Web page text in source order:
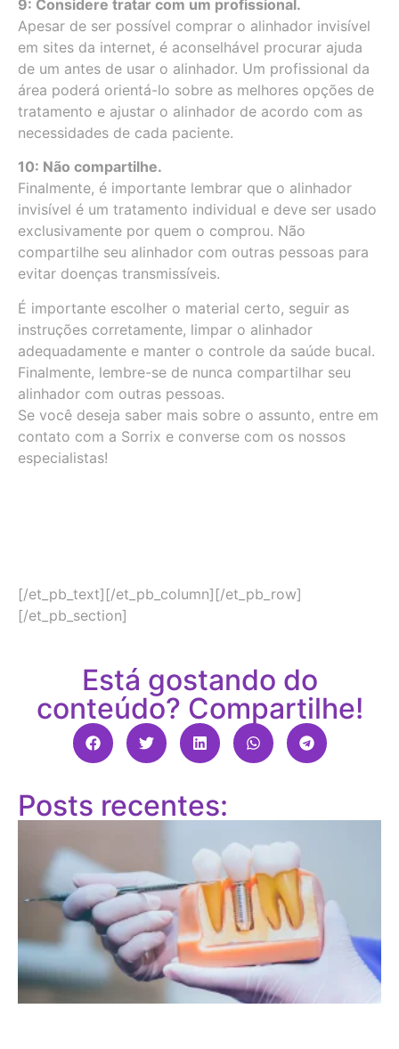
9: Considere tratar com um profissional.
Apesar de ser possível comprar o alinhador invisível
em sites da internet, é aconselhável procurar ajuda
de um antes de usar o alinhador. Um profissional da
área poderá orientá-lo sobre as melhores opções de
tratamento e ajustar o alinhador de acordo com as
necessidades de cada paciente.
10: Não compartilhe.
Finalmente, é importante lembrar que o alinhador
invisível é um tratamento individual e deve ser usado
exclusivamente por quem o comprou. Não
compartilhe seu alinhador com outras pessoas para
evitar doenças transmissíveis.
É importante escolher o material certo, seguir as
instruções corretamente, limpar o alinhador
adequadamente e manter o controle da saúde bucal.
Finalmente, lembre-se de nunca compartilhar seu
alinhador com outras pessoas.
Se você deseja saber mais sobre o assunto, entre em
contato com a Sorrix e converse com os nossos
especialistas!
[/et_pb_text][/et_pb_column][/et_pb_row]
[/et_pb_section]
Está gostando do
conteúdo? Compartilhe!
Posts recentes: